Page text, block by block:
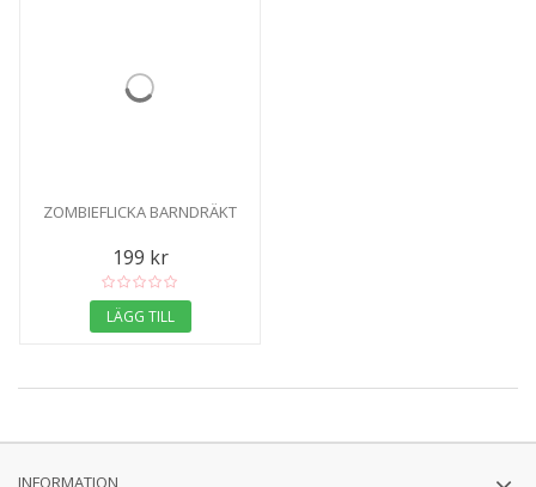
ZOMBIEFLICKA BARNDRÄKT
199 kr
LÄGG TILL
INFORMATION